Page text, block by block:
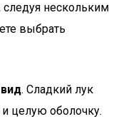
нескольким
выбрать
. Сладкий лук
целую оболочку.